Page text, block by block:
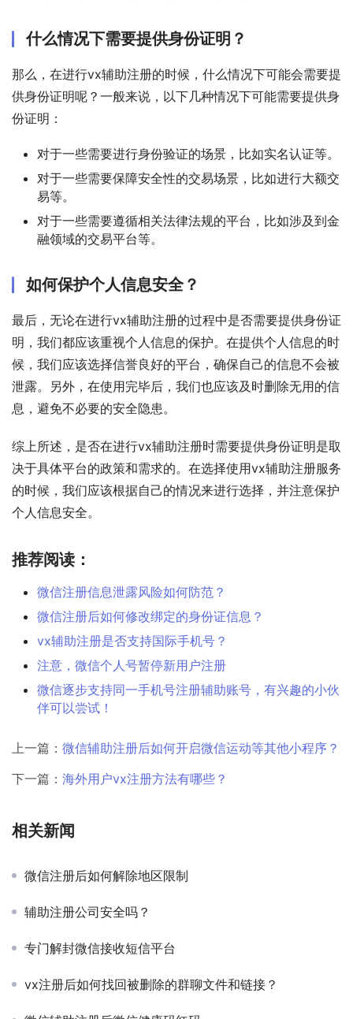
什么情况下需要提供身份证明？
那么，在进行vx辅助注册的时候，什么情况下可能会需要提
供身份证明呢？一般来说，以下几种情况下可能需要提供身
份证明：
对于一些需要进行身份验证的场景，比如实名认证等。
对于一些需要保障安全性的交易场景，比如进行大额交
易等。
对于一些需要遵循相关法律法规的平台，比如涉及到金
融领域的交易平台等。
如何保护个人信息安全？
最后，无论在进行vx辅助注册的过程中是否需要提供身份证
明，我们都应该重视个人信息的保护。在提供个人信息的时
候，我们应该选择信誉良好的平台，确保自己的信息不会被
泄露。另外，在使用完毕后，我们也应该及时删除无用的信
息，避免不必要的安全隐患。
综上所述，是否在进行vx辅助注册时需要提供身份证明是取
决于具体平台的政策和需求的。在选择使用vx辅助注册服务
的时候，我们应该根据自己的情况来进行选择，并注意保护
个人信息安全。
推荐阅读：
微信注册信息泄露风险如何防范？
微信注册后如何修改绑定的身份证信息？
vx辅助注册是否支持国际手机号？
注意，微信个人号暂停新用户注册
微信逐步支持同一手机号注册辅助账号，有兴趣的小伙
伴可以尝试！
上一篇： 微信辅助注册后如何开启微信运动等其他小程序？
下一篇： 海外用户vx注册方法有哪些？
相关新闻
微信注册后如何解除地区限制
辅助注册公司安全吗？
专门解封微信接收短信平台
vx注册后如何找回被删除的群聊文件和链接？